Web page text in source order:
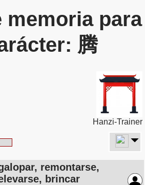
memoria para
腾
Hanzi-Trainer
remontarse,
brincar